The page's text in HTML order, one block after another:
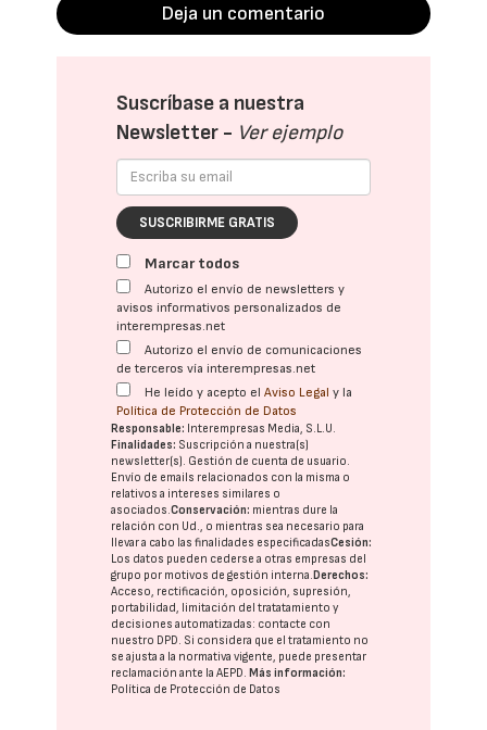
Deja un comentario
Suscríbase a nuestra
Newsletter - Ver ejemplo
SUSCRIBIRME GRATIS
Marcar todos
Autorizo el envío de newsletters y
avisos informativos personalizados de
interempresas.net
Autorizo el envío de comunicaciones
de terceros vía interempresas.net
He leído y acepto elAviso Legal y la
Política de Protección de Datos
Responsable: Interempresas Media, S.L.U.
Finalidades: Suscripción a nuestra(s)
newsletter(s). Gestión de cuenta de usuario.
Envío de emails relacionados con la misma o
relativos a intereses similares o
asociados.Conservación: mientras dure la
relación con Ud., o mientras sea necesario para
llevar a cabo las finalidades especificadasCesión:
Los datos pueden cederse a otras empresas del
grupo por motivos de gestión interna.Derechos:
Acceso, rectificación, oposición, supresión,
portabilidad, limitación del tratatamiento y
decisiones automatizadas: contacte con
nuestro DPD. Si considera que el tratamiento no
se ajusta a la normativa vigente, puede presentar
reclamación ante laAEPD.Más información:
Política de Protección de Datos